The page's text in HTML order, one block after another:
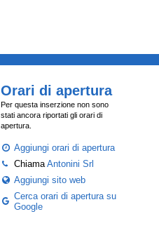
Orari di apertura
Per questa inserzione non sono
stati ancora riportati gli orari di
apertura.
Aggiungi orari di apertura
ChiamaAntonini Srl
Aggiungi sito web
Cerca orari di apertura su
Google